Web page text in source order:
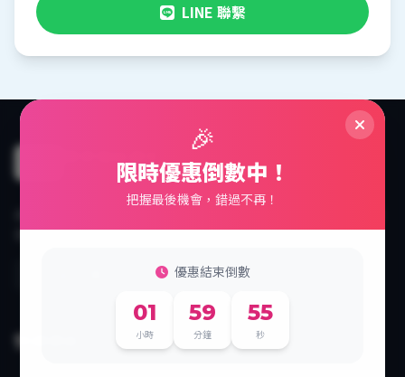
LINE 聯繫
🎉
限時優惠倒數中！
把握最後機會，錯過不再！
優惠結束倒數
01
小時
59
分鐘
55
秒
經綸廣告設計有限公司
告刊登、新聞發佈等一站式媒體服務。
快速連結